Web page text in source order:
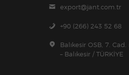
export@jant.com.tr
+90 (266) 243 52 68
Balıkesir OSB, 7.
– Balıkesir / TÜRKİYE